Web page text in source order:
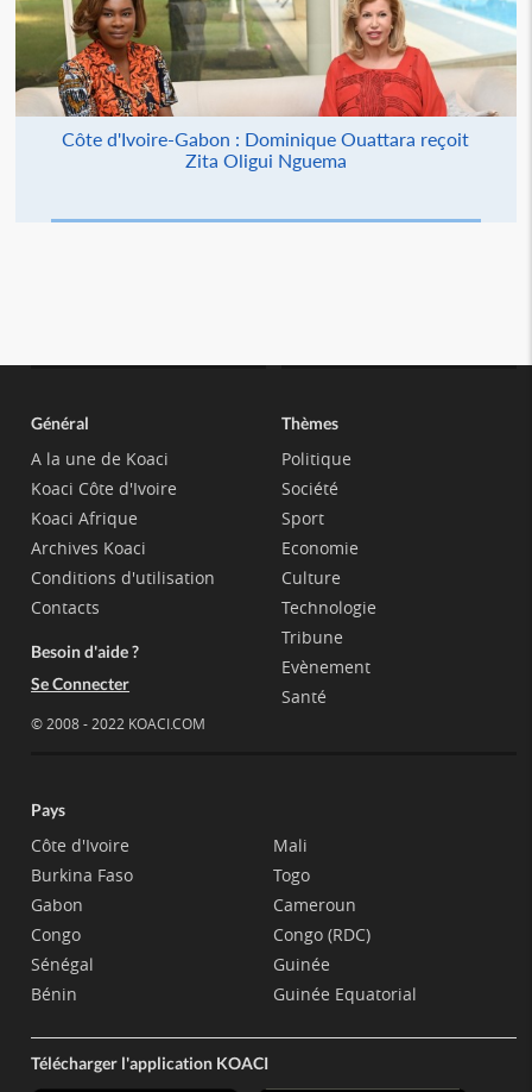
Côte d'Ivoire-Gabon : Dominique Ouattara reçoit
Zita Oligui Nguema
Général
A la une de Koaci
Koaci Côte d'Ivoire
Koaci Afrique
Archives Koaci
Conditions d'utilisation
Contacts
Besoin d'aide ?
Se Connecter
© 2008 - 2022 KOACI.COM
Thèmes
Politique
Société
Sport
Economie
Culture
Technologie
Tribune
Evènement
Santé
Pays
Côte d'Ivoire
Burkina Faso
Gabon
Congo
Sénégal
Bénin
Mali
Togo
Cameroun
Congo (RDC)
Guinée
Guinée Equatorial
Télécharger l'application KOACI